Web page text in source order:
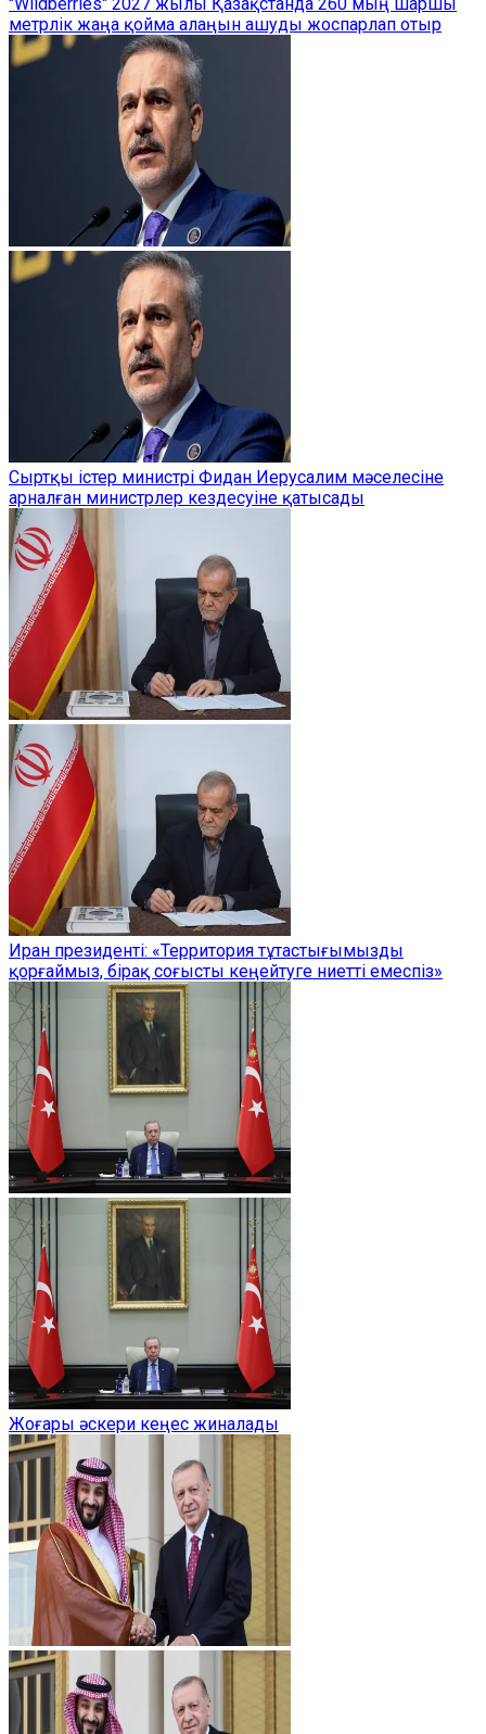
метрлік жаңа қойма алаңын ашуды жоспарлап отыр
Сыртқы істер министрі Фидан Иерусалим мәселесіне
арналған министрлер кездесуіне қатысады
Иран президенті: «Территория тұтастығымызды
қорғаймыз, бірақ соғысты кеңейтуге ниетті емеспіз»
Жоғары әскери кеңес жиналады